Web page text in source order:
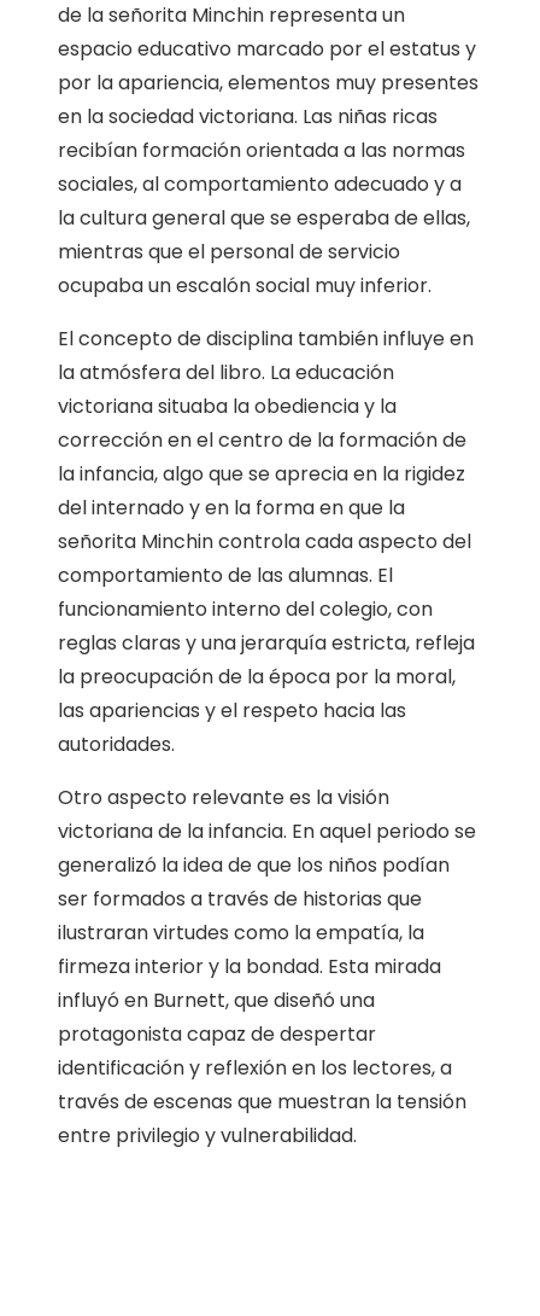
de la señorita Minchin representa un
espacio educativo marcado por el estatus y
por la apariencia, elementos muy presentes
en la sociedad victoriana. Las niñas ricas
recibían formación orientada a las normas
sociales, al comportamiento adecuado y a
la cultura general que se esperaba de ellas,
mientras que el personal de servicio
ocupaba un escalón social muy inferior.
El concepto de disciplina también influye en
la atmósfera del libro. La educación
victoriana situaba la obediencia y la
corrección en el centro de la formación de
la infancia, algo que se aprecia en la rigidez
del internado y en la forma en que la
señorita Minchin controla cada aspecto del
comportamiento de las alumnas. El
funcionamiento interno del colegio, con
reglas claras y una jerarquía estricta, refleja
la preocupación de la época por la moral,
las apariencias y el respeto hacia las
autoridades.
Otro aspecto relevante es la visión
victoriana de la infancia. En aquel periodo se
generalizó la idea de que los niños podían
ser formados a través de historias que
ilustraran virtudes como la empatía, la
firmeza interior y la bondad. Esta mirada
influyó en Burnett, que diseñó una
protagonista capaz de despertar
identificación y reflexión en los lectores, a
través de escenas que muestran la tensión
entre privilegio y vulnerabilidad.